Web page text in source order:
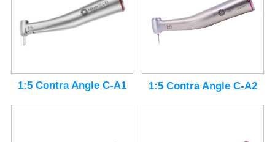
1:5 Contra Angle C-A1 1:5 Contra Angle C-A2